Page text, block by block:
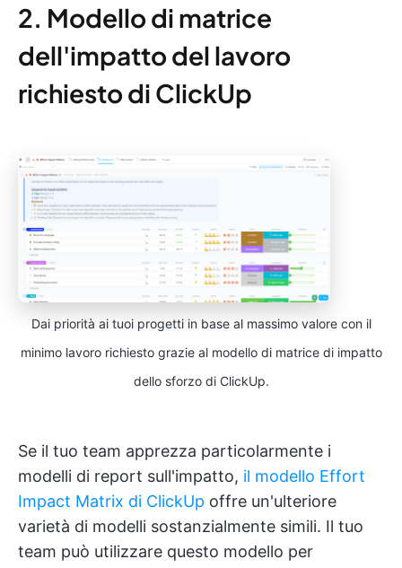
2. Modello di matrice
dell'impatto del lavoro
richiesto di ClickUp
Dai priorità ai tuoi progetti in base al massimo valore con il
minimo lavoro richiesto grazie al modello di matrice di impatto
dello sforzo di ClickUp.
Se il tuo team apprezza particolarmente i
modelli di report sull'impatto, il modello Effort
Impact Matrix di ClickUp offre un'ulteriore
varietà di modelli sostanzialmente simili. Il tuo
team può utilizzare questo modello per